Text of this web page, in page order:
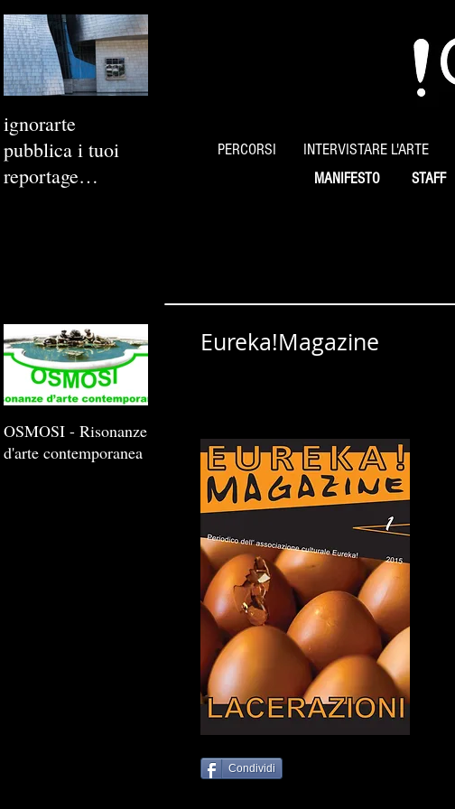
ignorarte
pubblica i tuoi
reportage
PERCORSI INTERVISTARE L'ARTE
MANIFESTO STAFF
Eureka!Magazine
Condividi
OSMOSI - Risonanze
d'arte contemporanea